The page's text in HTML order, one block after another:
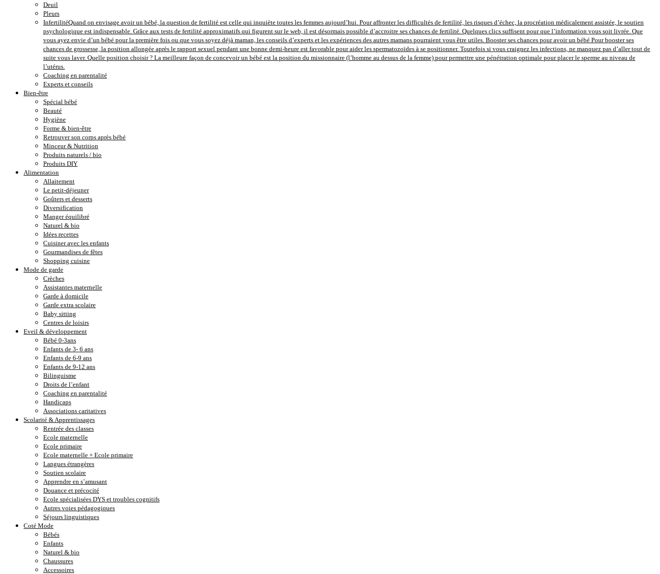
Deuil
Pleurs
InfertilitéQuand on envisage avoir un bébé, la question de fertilité est celle qui inquiète toutes les femmes aujourd’hui. Pour affronter les difficultés de fertilité, les risques d’échec, la procréation médicalement assistée, le soutien
psychologique est indispensable. Grâce aux tests de fertilité approximatifs qui figurent sur le web, il est désormais possible d’accroitre ses chances de fertilité. Quelques clics suffisent pour que l’information vous soit livrée. Que
vous ayez envie d’un bébé pour la première fois ou que vous soyez déjà maman, les conseils d’experts et les expériences des autres mamans pourraient vous être utiles. Booster ses chances pour avoir un bébé Pour booster ses
chances de grossesse, la position allongée après le rapport sexuel pendant une bonne demi-heure est favorable pour aider les spermatozoïdes à se positionner. Toutefois si vous craignez les infections, ne manquez pas d’aller tout de
suite vous laver. Quelle position choisir ? La meilleure façon de concevoir un bébé est la position du missionnaire (l’homme au dessus de la femme) pour permettre une pénétration optimale pour placer le sperme au niveau de
l’utérus.
Coaching en parentalité
Experts et conseils
Bien-être
Spécial bébé
Beauté
Hygiène
Forme & bien-être
Retrouver son corps après bébé
Minceur & Nutrition
Produits naturels / bio
Produits DIY
Alimentation
Allaitement
Le petit-déjeuner
Goûters et desserts
Diversification
Manger équilibré
Naturel & bio
Idées recettes
Cuisiner avec les enfants
Gourmandises de fêtes
Shopping cuisine
Mode de garde
Crèches
Assistantes maternelle
Garde à domicile
Garde extra scolaire
Baby sitting
Centres de loisirs
Eveil & développement
Bébé 0-3ans
Enfants de 3- 6 ans
Enfants de 6-9 ans
Enfants de 9-12 ans
Bilinguisme
Droits de l’enfant
Coaching en parentalité
Handicaps
Associations caritatives
Scolarité & Apprentissages
Rentrée des classes
Ecole maternelle
Ecole primaire
Ecole maternelle + Ecole primaire
Langues étrangères
Soutien scolaire
Apprendre en s’amusant
Douance et précocité
Ecole spécialisées DYS et troubles cognitifs
Autres voies pédagogiques
Séjours linguistiques
Coté Mode
Bébés
Enfants
Naturel & bio
Chaussures
Accessoires